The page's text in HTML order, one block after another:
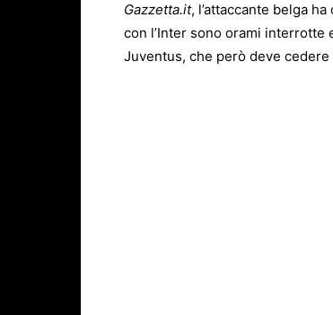
Gazzetta.it, l’attaccante belga
con l’Inter sono orami interrotte
Juventus, che però deve